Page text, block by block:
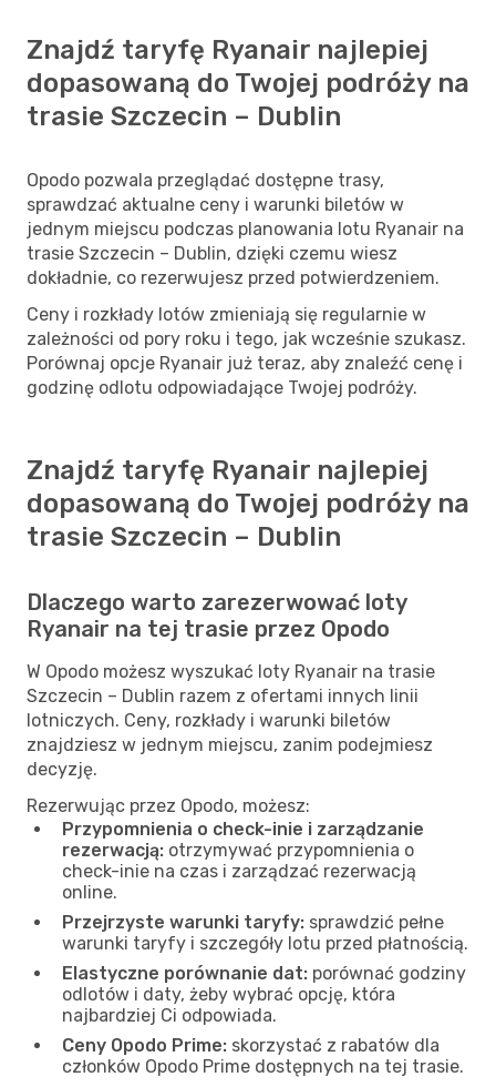
Znajdź taryfę Ryanair najlepiej
dopasowaną do Twojej podróży na
trasie Szczecin – Dublin
Opodo pozwala przeglądać dostępne trasy,
sprawdzać aktualne ceny i warunki biletów w
jednym miejscu podczas planowania lotu Ryanair na
trasie Szczecin – Dublin, dzięki czemu wiesz
dokładnie, co rezerwujesz przed potwierdzeniem.
Ceny i rozkłady lotów zmieniają się regularnie w
zależności od pory roku i tego, jak wcześnie szukasz.
Porównaj opcje Ryanair już teraz, aby znaleźć cenę i
godzinę odlotu odpowiadające Twojej podróży.
Znajdź taryfę Ryanair najlepiej
dopasowaną do Twojej podróży na
trasie Szczecin – Dublin
Dlaczego warto zarezerwować loty
Ryanair na tej trasie przez Opodo
W Opodo możesz wyszukać loty Ryanair na trasie
Szczecin – Dublin razem z ofertami innych linii
lotniczych. Ceny, rozkłady i warunki biletów
znajdziesz w jednym miejscu, zanim podejmiesz
decyzję.
Rezerwując przez Opodo, możesz:
Przypomnienia o check-inie i zarządzanie
rezerwacją: otrzymywać przypomnienia o
check-inie na czas i zarządzać rezerwacją
online.
Przejrzyste warunki taryfy: sprawdzić pełne
warunki taryfy i szczegóły lotu przed płatnością.
Elastyczne porównanie dat: porównać godziny
odlotów i daty, żeby wybrać opcję, która
najbardziej Ci odpowiada.
Ceny Opodo Prime: skorzystać z rabatów dla
członków Opodo Prime dostępnych na tej trasie.